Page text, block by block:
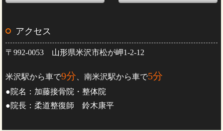
アクセス
〒992-0053 山形県米沢市松が岬1-2-12
米沢駅から車で9分 、南米沢駅から車で5分
●院名：加藤接骨院・整体院
●院長：柔道整復師 鈴木康平